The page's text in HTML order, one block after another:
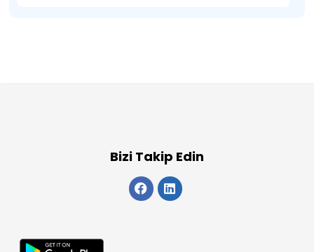
Bizi Takip Edin